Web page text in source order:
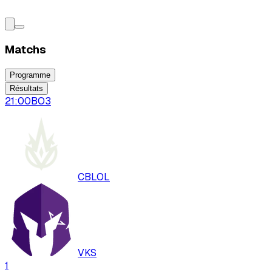
Matchs
Programme
Résultats
21:00BO3
CBLOL
VKS
1